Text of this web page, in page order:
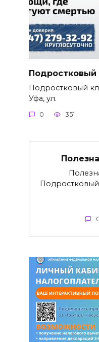
Подростковый
Подростковый
Уфа, ул.
0 351